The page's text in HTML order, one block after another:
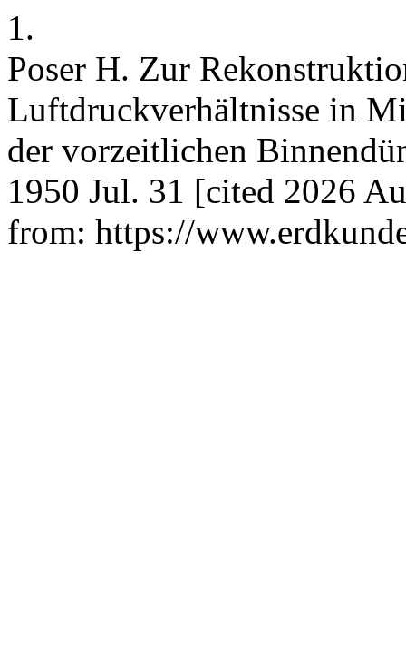
1.
Poser H. Zur
Luftdruckverhältnisse in
der vorzeitlichen
1950 Jul. 31 [cited 2026
from: https://